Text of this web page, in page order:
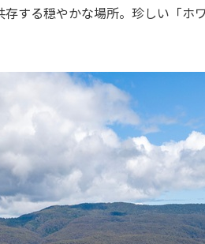
する穏やかな場所。珍しい「